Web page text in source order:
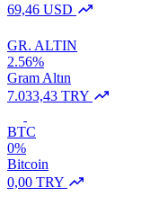
69,46 USD
GR. ALTIN
2.56%
Gram Altın
7.033,43 TRY
BTC
0%
Bitcoin
0,00 TRY